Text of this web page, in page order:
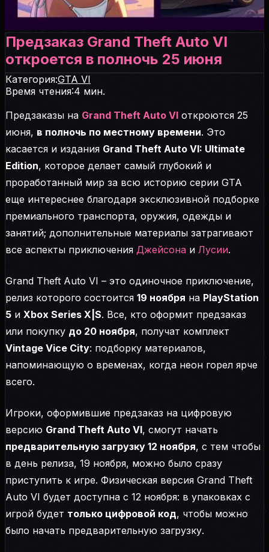
Предзаказ Grand Theft Auto VI
откроется в полночь 25 июня
Категория:GTA VI
Время чтения:4 мин.
Предзаказы на Grand Theft Auto VI откроются 25
июня, в полночь по местному времени. Это
касается и издания Grand Theft Auto VI: Ultimate
Edition, которое делает самый глубокий и
проработанный мир за всю историю серии GTA
еще интереснее благодаря эксклюзивной подборке
премиального транспорта, оружия, одежды и
занятий; дополнительные материалы затрагивают
все аспекты приключения Джейсона и Лусии.
Grand Theft Auto VI – это одиночное приключение,
релиз которого состоится 19 ноября на PlayStation
5 и Xbox Series X|S. Все, кто оформит предзаказ
или покупку до 20 ноября, получат комплект
Vintage Vice City: подборку материалов,
напоминающую о временах, когда неон горел ярче
всего.
Игроки, оформившие предзаказ на цифровую
версию Grand Theft Auto VI, смогут начать
предварительную загрузку 12 ноября, с тем чтобы
в день релиза, 19 ноября, можно было сразу
приступить к игре. Физическая версия Grand Theft
Auto VI будет доступна с 12 ноября: в упаковках с
игрой будет только цифровой код, чтобы можно
было начать предварительную загрузку.